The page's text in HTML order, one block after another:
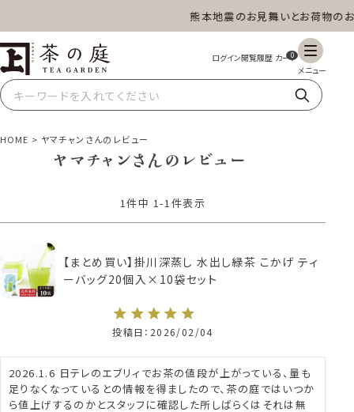
熊本地震のお見舞いとお荷物のお
茶の庭オンラインショップ 0
ギフト 特上高級茶 深蒸し茶 水出し茶
雑貨 業務用
HOME ヤマチャンさんのレビュー
ヤマチャンさんのレビュー
1件中 1-1件表示
【まとめ買い】掛川深蒸し 水出し緑茶 こかげ ティ
ーバッグ20個入×10袋セット
投稿日 2026/02/04
2026.1.6 日テレのエブリィでお茶の値段が上がっている、量も
足りなくなっているとの情報を得ましたので、茶の庭ではいつか
ら値上げするのかとスタッフに確認した所しばらくはそれは無